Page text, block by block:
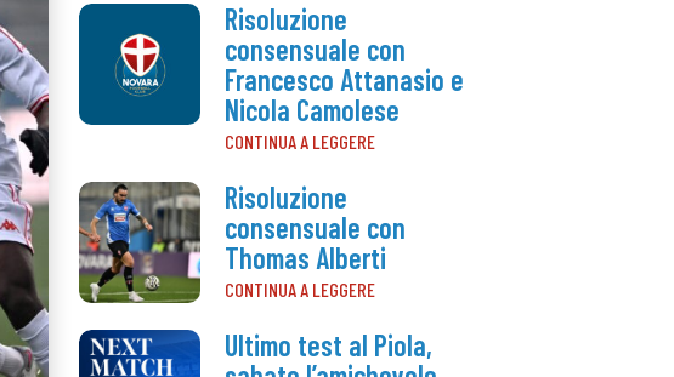
Risoluzione
consensuale con
Francesco Attanasio e
Nicola Camolese
CONTINUA A LEGGERE
Risoluzione
consensuale con
Thomas Alberti
CONTINUA A LEGGERE
Ultimo test al Piola,